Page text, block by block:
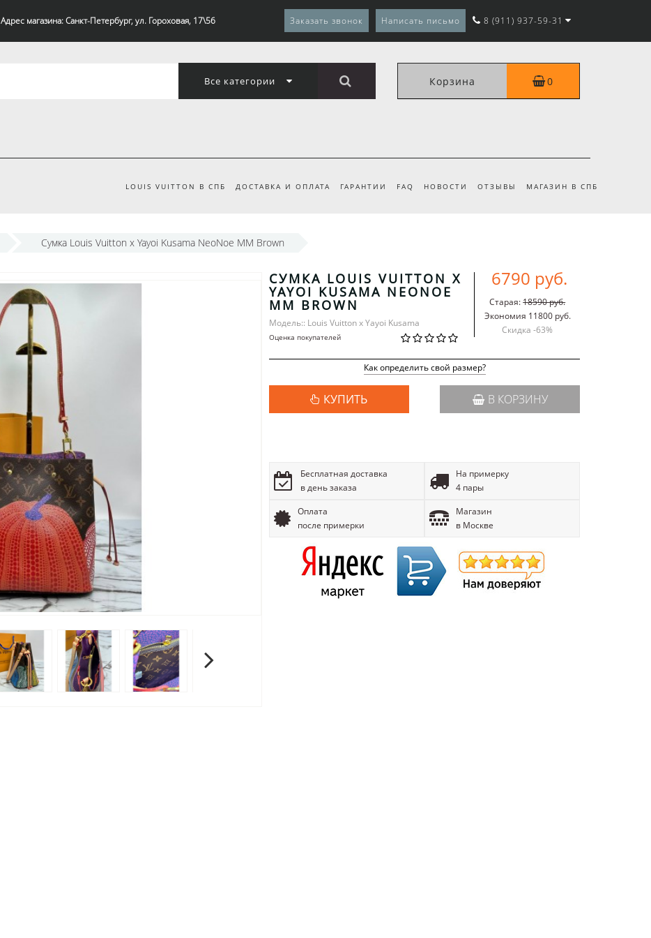
Адрес магазина: Санкт-Петербург, ул. Гороховая, 17\56 Заказать звонок Написать письмо 8 (911) 937-59-31
Все категории Корзина 0
LOUIS VUITTON В СПБ ДОСТАВКА И ОПЛАТА ГАРАНТИИ FAQ НОВОСТИ ОТЗЫВЫ МАГАЗИН В СПБ
Сумка Louis Vuitton x Yayoi Kusama NeoNoe MM Brown
СУМКА LOUIS VUITTON X
YAYOI KUSAMA NEONOE
MM BROWN
Модель:: Louis Vuitton x Yayoi Kusama
Оценка покупателей
6790 руб.
Старая:18590 руб.
Экономия 11800 руб.
Скидка -63%
Как определить свой размер?
КУПИТЬ В КОРЗИНУ
Бесплатная доставка
в день заказа
На примерку
4 пары
Оплата
после примерки
Магазин
в Москве